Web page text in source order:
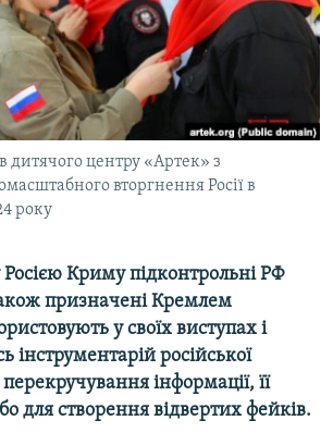
КРИМУ
дитячого центру «Артек» з
вторгнення Росії в
року
Криму підконтрольні РФ
призначені Кремлем
у своїх виступах і
інструментарій російської
інформації, її
для створення відвертих фейків.